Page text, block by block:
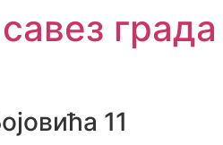
града
11